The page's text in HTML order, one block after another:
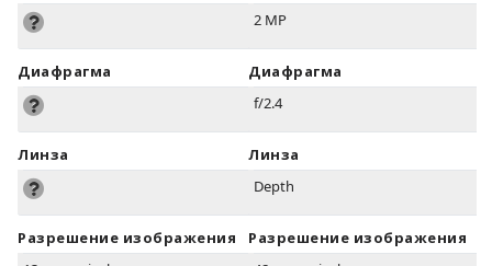
Диафрагма
Линза
Разрешение изображения
2 MP
Диафрагма
f/2.4
Линза
Depth
Разрешение изображения